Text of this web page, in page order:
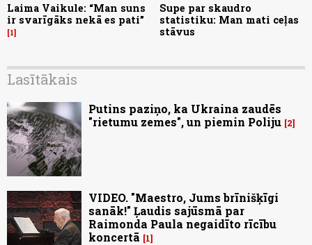
Laima Vaikule: “Man suns
ir svarīgāks nekā es pati”
1
Supe par skaudro
statistiku: Man mati ceļas
stāvus
Lasītākais
Putins paziņo, ka Ukraina zaudēs
"rietumu zemes", un piemin Poliju 2
VIDEO. "Maestro, Jums brīnišķīgi
sanāk!" Ļaudis sajūsmā par
Raimonda Paula negaidīto rīcību
koncertā
1